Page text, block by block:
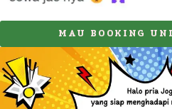
MAU BOOKING